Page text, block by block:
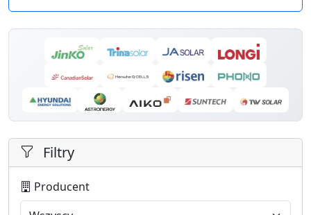
Filtry
Producent